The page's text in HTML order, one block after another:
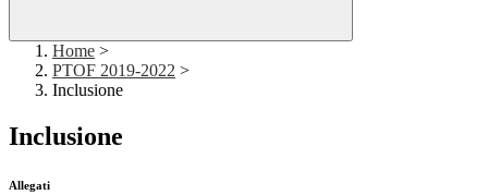
Home >
PTOF 2019-2022 >
Inclusione
Inclusione
Allegati